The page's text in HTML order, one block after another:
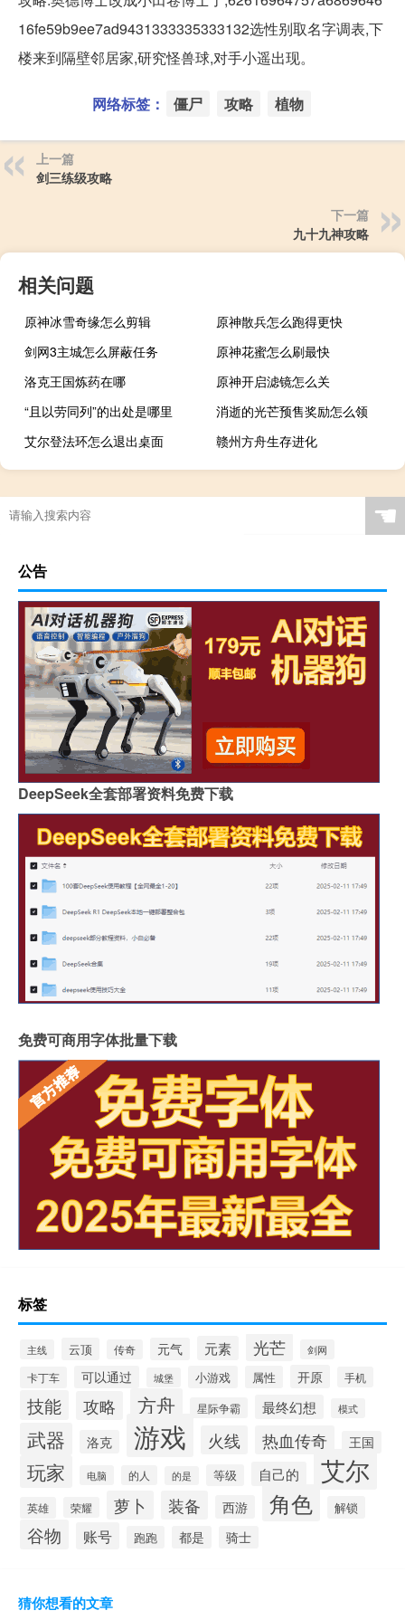
16fe59b9ee7ad9431333335333132选性别取名字调表,下
楼来到隔壁邻居家,研究怪兽球,对手小遥出现。
网络标签： 僵尸 攻略 植物
上一篇
剑三练级攻略
下一篇
九十九神攻略
相关问题
原神冰雪奇缘怎么剪辑
原神散兵怎么跑得更快
剑网3主城怎么屏蔽任务
原神花蜜怎么刷最快
洛克王国炼药在哪
原神开启滤镜怎么关
“且以劳同列”的出处是哪里
消逝的光芒预售奖励怎么领
艾尔登法环怎么退出桌面
赣州方舟生存进化
☚
公告
DeepSeek全套部署资料免费下载
免费可商用字体批量下载
标签
主线 云顶 传奇 元气 元素 光芒 剑网
卡丁车 可以通过 城堡 小游戏 属性 开原 手机
技能 攻略 方舟 星际争霸 最终幻想 模式
武器 洛克 游戏 火线 热血传奇 王国
玩家 电脑 的人 的是 等级 自己的 艾尔
英雄 荣耀 萝卜 装备 西游 角色 解锁
谷物 账号 跑跑 都是 骑士
猜你想看的文章